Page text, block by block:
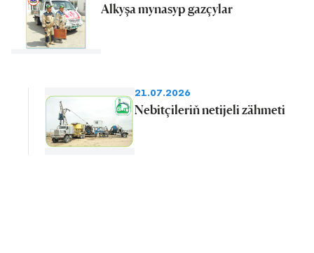
Alkyşa mynasyp gazçylar
21.07.2026
Nebitçileriň netijeli zähmeti